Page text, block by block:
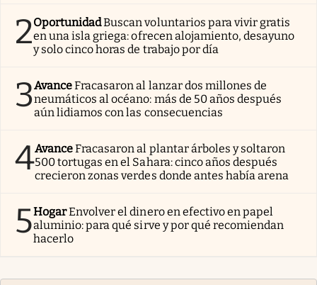
2OportunidadBuscan voluntarios para vivir gratis
en una isla griega: ofrecen alojamiento, desayuno
y solo cinco horas de trabajo por día
3AvanceFracasaron al lanzar dos millones de
neumáticos al océano: más de 50 años después
aún lidiamos con las consecuencias
4AvanceFracasaron al plantar árboles y soltaron
500 tortugas en el Sahara: cinco años después
crecieron zonas verdes donde antes había arena
5HogarEnvolver el dinero en efectivo en papel
aluminio: para qué sirve y por qué recomiendan
hacerlo